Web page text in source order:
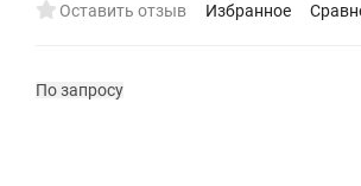
Оставить отзыв Избранное
По запросу